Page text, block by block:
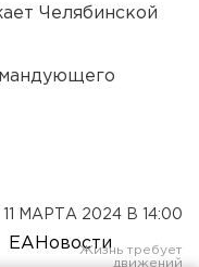
Челябинской
11 МАРТА 2024 В 14:00
ЕАНовости